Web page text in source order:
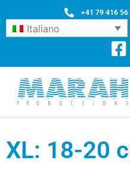
+41 79 416 56
Italiano
XL: 18-20